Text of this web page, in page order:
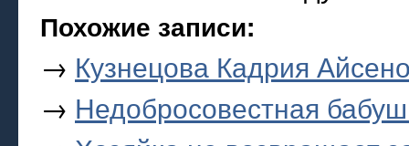
Похожие записи:
→ Кузнецова Кадрия
→ Недобросовестная